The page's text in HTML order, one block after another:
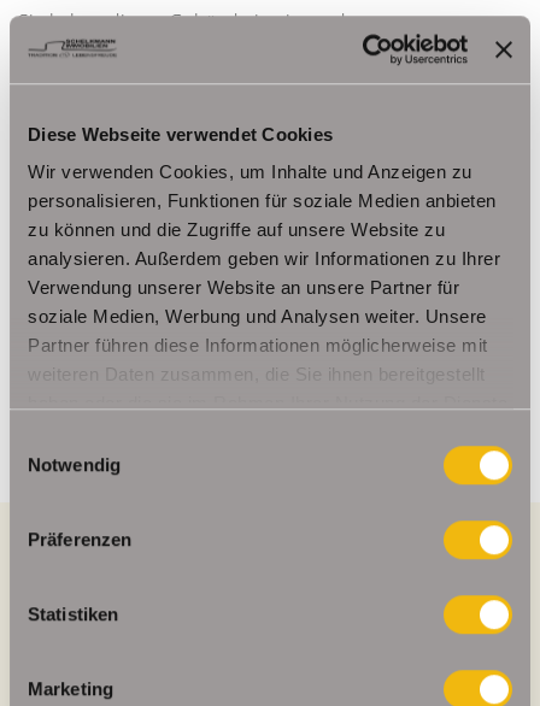
Diese Webseite verwendet Cookies
Wir verwenden Cookies, um Inhalte und Anzeigen zu
personalisieren, Funktionen für soziale Medien anbieten
zu können und die Zugriffe auf unsere Website zu
analysieren. Außerdem geben wir Informationen zu Ihrer
Verwendung unserer Website an unsere Partner für
soziale Medien, Werbung und Analysen weiter. Unsere
Partner führen diese Informationen möglicherweise mit
weiteren Daten zusammen, die Sie ihnen bereitgestellt
Notwendig
Präferenzen
Statistiken
Marketing
Sie haben dieses Gebäude in einem der
Immobilienportale entdeckt? Zusätzliches Bildmaterial
zum Objekt finden Sie auf unserer Website
Ansprechpartner
Frau Beate Schelkmann
Telefon: 004936124036202
Telefax: 004936124026179
Mobil: 00491714769991
info@schelkmann.de